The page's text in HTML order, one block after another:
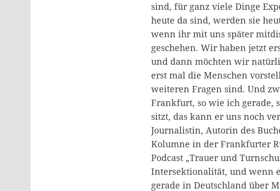
sind, für ganz viele Dinge
heute da sind, werden sie
wenn ihr mit uns später
geschehen. Wir haben jetzt
und dann möchten wir
erst mal die Menschen
weiteren Fragen sind. Und
Frankfurt, so wie ich gerade,
sitzt, das kann er uns noch
Journalistin, Autorin des
Kolumne in der Frankfurter
Podcast „Trauer und
Intersektionalität, und wenn
gerade in Deutschland über